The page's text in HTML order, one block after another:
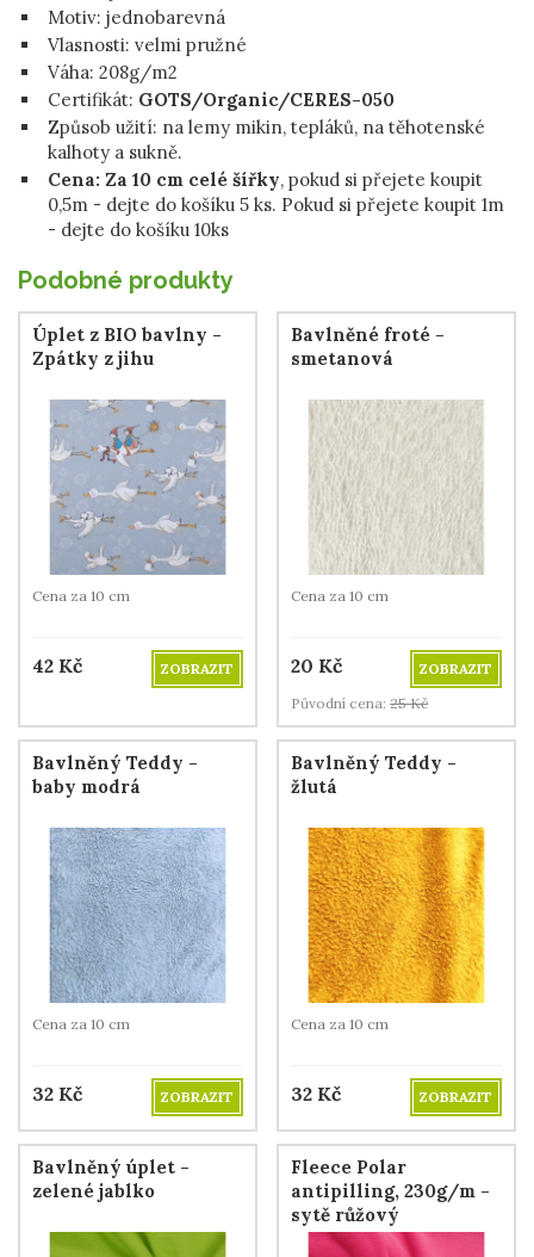
Motiv: jednobarevná
Vlasnosti: velmi pružné
Váha: 208g/m2
Certifikát: GOTS/Organic/CERES-050
Způsob užití: na lemy mikin, tepláků, na těhotenské
kalhoty a sukně.
Cena: Za 10 cm celé šířky, pokud si přejete koupit
0,5m - dejte do košíku 5 ks. Pokud si přejete koupit 1m
- dejte do košíku 10ks
Podobné produkty
Úplet z BIO bavlny -
Zpátky z jihu
Cena za 10 cm
42 Kč ZOBRAZIT
Bavlněné froté -
smetanová
Cena za 10 cm
20 Kč
ZOBRAZIT
Původní cena: 25 Kč
Bavlněný Teddy -
baby modrá
Cena za 10 cm
32 Kč ZOBRAZIT
Bavlněný Teddy -
žlutá
Cena za 10 cm
32 Kč ZOBRAZIT
Bavlněný úplet -
zelené jablko
Fleece Polar
antipilling, 230g/m -
sytě růžový